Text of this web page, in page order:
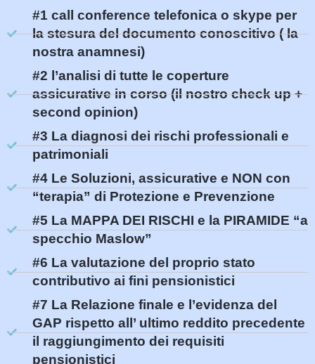
#1 call conference telefonica o skype per
la stesura del documento conoscitivo ( la
nostra anamnesi)
#2 l’analisi di tutte le coperture
assicurative in corso (il nostro check up +
second opinion)
#3 La diagnosi dei rischi professionali e
patrimoniali
#4 Le Soluzioni, assicurative e NON con
“terapia” di Protezione e Prevenzione
#5 La MAPPA DEI RISCHI e la PIRAMIDE “a
specchio Maslow”
#6 La valutazione del proprio stato
contributivo ai fini pensionistici
#7 La Relazione finale e l’evidenza del
GAP rispetto all’ ultimo reddito precedente
il raggiungimento dei requisiti
pensionistici